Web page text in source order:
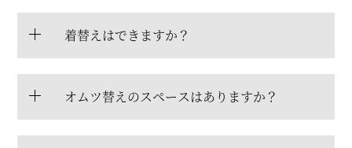
着替えはできますか？
オムツ替えのスペースはありますか？